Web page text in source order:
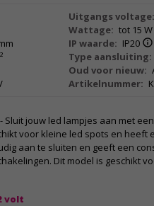
20 mm
Uitgangs voltage:
Wattage: tot 15 W
IP waarde: IP20
Type aansluiting:
Oud voor nieuw:
Artikelnummer:
- Sluit jouw led lampjes aan met
voor kleine led spots en heeft
aan te sluiten en geeft een
Dit model is geschikt
volt